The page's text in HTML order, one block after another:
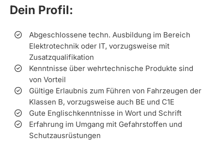
Dein Profil:
Abgeschlossene techn. Ausbildung im Bereich
Elektrotechnik oder IT, vorzugsweise mit
Zusatzqualifikation
Kenntnisse über wehrtechnische Produkte sind
von Vorteil
Gültige Erlaubnis zum Führen von Fahrzeugen der
Klassen B, vorzugsweise auch BE und C1E
Gute Englischkenntnisse in Wort und Schrift
Erfahrung im Umgang mit Gefahrstoffen und
Schutzausrüstungen